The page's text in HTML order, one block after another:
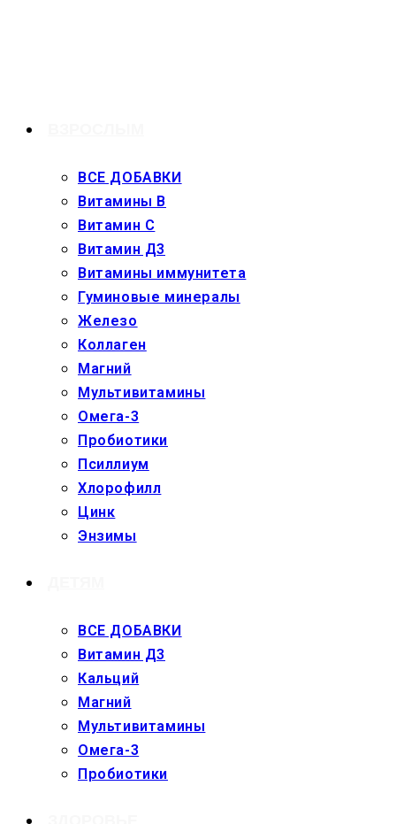
ВСЕ ДОБАВКИ
Витамины В
Витамин С
Витамин Д3
Витамины иммунитета
Гуминовые минералы
Железо
Коллаген
Магний
Мультивитамины
Омега-3
Пробиотики
Псиллиум
Хлорофилл
Цинк
Энзимы
ВСЕ ДОБАВКИ
Витамин Д3
Кальций
Магний
Мультивитамины
Омега-3
Пробиотики